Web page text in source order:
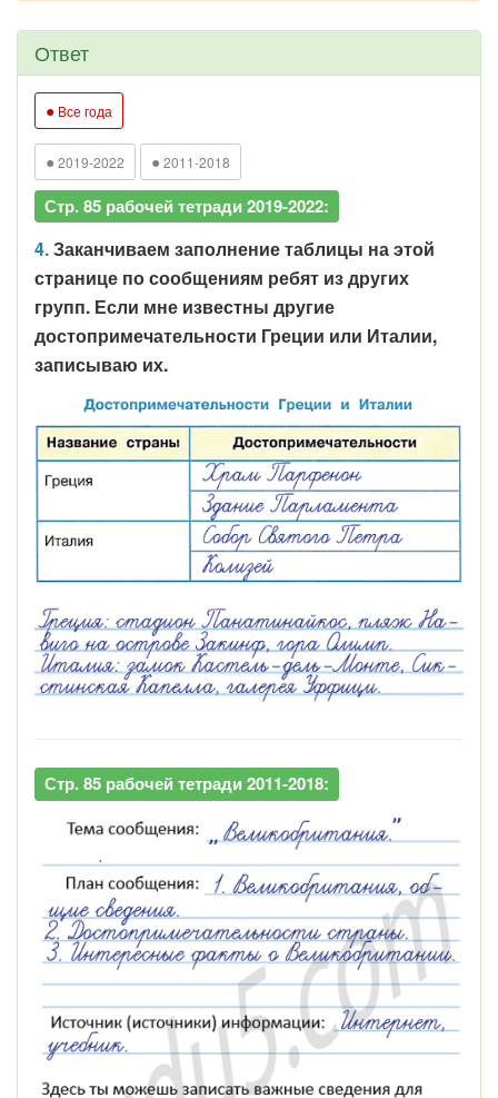
Ответ
● Все года
● 2019-2022 ● 2011-2018
Стр. 85 рабочей тетради 2019-2022:
4.Заканчиваем заполнение таблицы на этой
странице по сообщениям ребят из других
групп. Если мне известны другие
достопримечательности Греции или Италии,
записываю их.
Стр. 85 рабочей тетради 2011-2018: